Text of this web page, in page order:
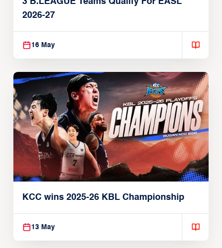
2026-27
16 May
KCC wins 2025-26 KBL Championship
13 May